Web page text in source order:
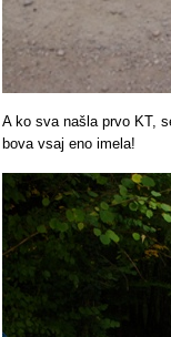
A ko sva našla prvo KT,
bova vsaj eno imela!